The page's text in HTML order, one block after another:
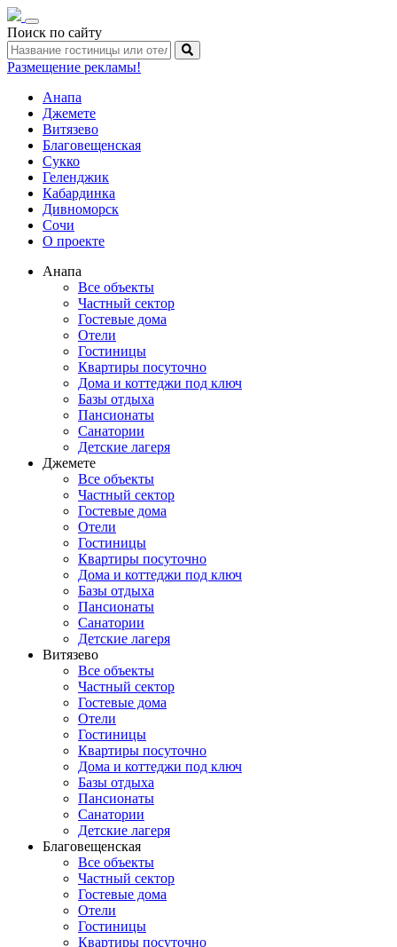
Toggle
navigation
Поиск по сайту
Размещение рекламы!
Анапа
Джемете
Витязево
Благовещенская
Сукко
Геленджик
Кабардинка
Дивноморск
Сочи
О проекте
Анапа
Все объекты
Частный сектор
Гостевые дома
Отели
Гостиницы
Квартиры посуточно
Дома и коттеджи под ключ
Базы отдыха
Пансионаты
Санатории
Детские лагеря
Джемете
Все объекты
Частный сектор
Гостевые дома
Отели
Гостиницы
Квартиры посуточно
Дома и коттеджи под ключ
Базы отдыха
Пансионаты
Санатории
Детские лагеря
Витязево
Все объекты
Частный сектор
Гостевые дома
Отели
Гостиницы
Квартиры посуточно
Дома и коттеджи под ключ
Базы отдыха
Пансионаты
Санатории
Детские лагеря
Благовещенская
Все объекты
Частный сектор
Гостевые дома
Отели
Гостиницы
Квартиры посуточно